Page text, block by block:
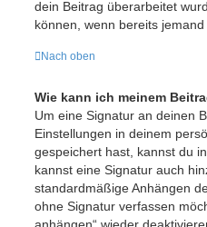
dein Beitrag überarbeitet
können, wenn bereits
Nach oben
Wie kann ich meinem
Um eine Signatur an deinen
Einstellungen in deinem
gespeichert hast, kannst du
kannst eine Signatur auch
standardmäßige Anhängen
ohne Signatur verfassen
anhängen“ wieder